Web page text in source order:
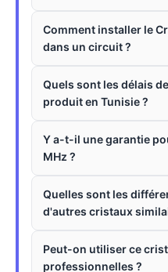
Comment installer le
dans un circuit ?
Quels sont les délais
produit en Tunisie ?
Y a-t-il une garantie
MHz ?
Quelles sont les
d'autres cristaux
Peut-on utiliser ce
professionnelles ?